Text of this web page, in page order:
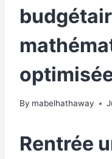
By mabelhathaway
Rentrée